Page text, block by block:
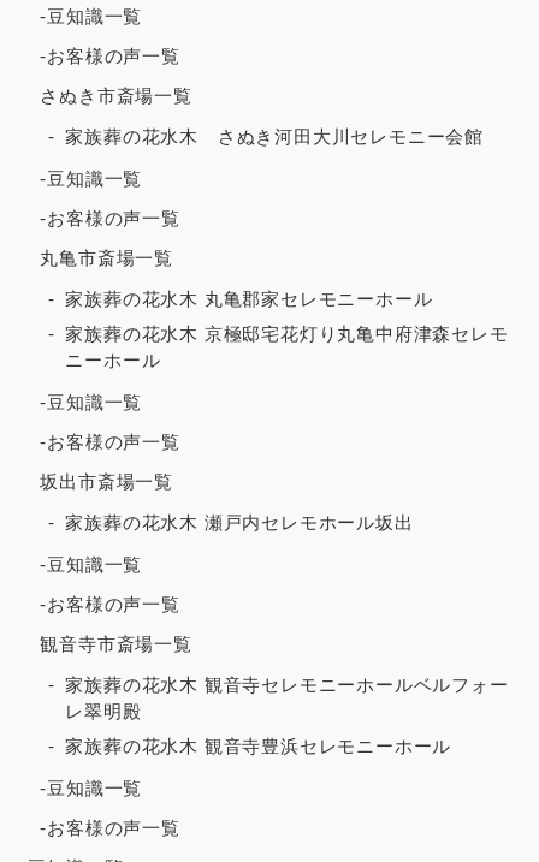
2021年10月
2021年6月
2021年5月
2021年4月
2021年3月
2020年5月
-豆知識一覧
-お客様の声一覧
さぬき市斎場一覧
家族葬の花水木 さぬき河田大川セレモニー会館
-豆知識一覧
-お客様の声一覧
丸亀市斎場一覧
家族葬の花水木 丸亀郡家セレモニーホール
家族葬の花水木 京極邸宅花灯り丸亀中府津森セレモ
ニーホール
-豆知識一覧
-お客様の声一覧
坂出市斎場一覧
家族葬の花水木 瀬戸内セレモホール坂出
-豆知識一覧
-お客様の声一覧
観音寺市斎場一覧
家族葬の花水木 観音寺セレモニーホールベルフォー
レ翠明殿
家族葬の花水木 観音寺豊浜セレモニーホール
-豆知識一覧
-お客様の声一覧